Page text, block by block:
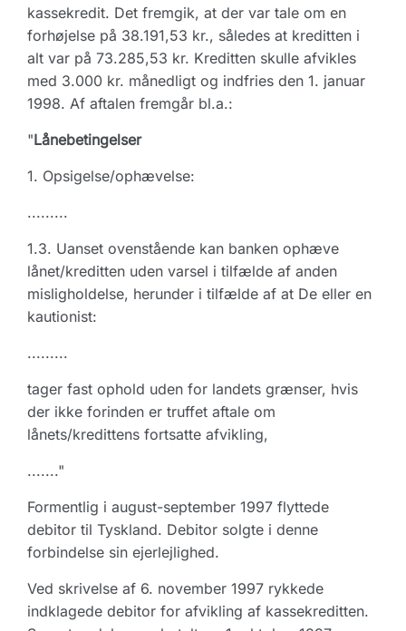
kassekredit. Det fremgik, at der var tale om en
forhøjelse på 38.191,53 kr., således at kreditten i
alt var på 73.285,53 kr. Kreditten skulle afvikles
med 3.000 kr. månedligt og indfries den 1. januar
1998. Af aftalen fremgår bl.a.:
"Lånebetingelser
1. Opsigelse/ophævelse:
.........
1.3. Uanset ovenstående kan banken ophæve
lånet/kreditten uden varsel i tilfælde af anden
misligholdelse, herunder i tilfælde af at De eller en
kautionist:
.........
tager fast ophold uden for landets grænser, hvis
der ikke forinden er truffet aftale om
lånets/kredittens fortsatte afvikling,
......."
Formentlig i august-september 1997 flyttede
debitor til Tyskland. Debitor solgte i denne
forbindelse sin ejerlejlighed.
Ved skrivelse af 6. november 1997 rykkede
indklagede debitor for afvikling af kassekreditten.